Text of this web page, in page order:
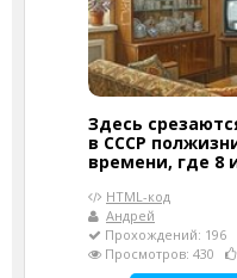
Здесь
в СССР
времени, где 8
HTML-код
Андрей
Прохождений: 196
Просмотров: 430